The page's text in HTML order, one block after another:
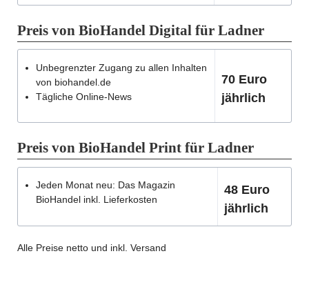
Preis von BioHandel Digital für Ladner
Unbegrenzter Zugang zu allen Inhalten
von biohandel.de
Tägliche Online-News
70 Euro
jährlich
Preis von BioHandel Print für Ladner
Jeden Monat neu: Das Magazin
BioHandel inkl. Lieferkosten
48 Euro
jährlich
Alle Preise netto und inkl. Versand